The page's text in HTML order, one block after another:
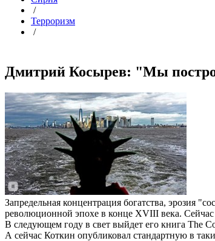
/
Терроризм
/
Дмитрий Косырев: "Мы
Запредельная концентрация богатства, эрозия
революционной эпохе в конце XVIII века.
В следующем году в свет выйдет его книга The
А сейчас Коткин опубликовал стандартную в